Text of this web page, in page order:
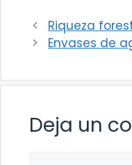
Riqueza
Envases de
Deja un